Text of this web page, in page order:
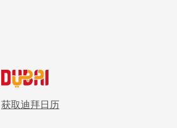
获取迪拜日历